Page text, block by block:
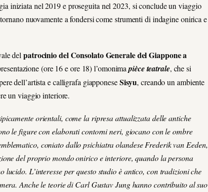
iniziata nel 2019 e proseguita nel 2023, si conclude un viaggio
nuovamente a fondersi come strumenti di indagine onirica e
delpatrocinio del Consolato Generale del Giappone a
(ore 16 e ore 18) l’omonimapièce teatrale, che si
dell’artista e calligrafa giapponeseSisyu, creando un ambiente
un viaggio interiore.
orientali, come la ripresa attualizzata delle antiche
le figure con elaborati contorni neri, giocano con le ombre
coniato dallo psichiatra olandese Frederik van Eeden,
del proprio mondo onirico e interiore, quando la persona
L’interesse per questo studio è antico, con tradizioni che
Anche le teorie di Carl Gustav Jung hanno contribuito al suo